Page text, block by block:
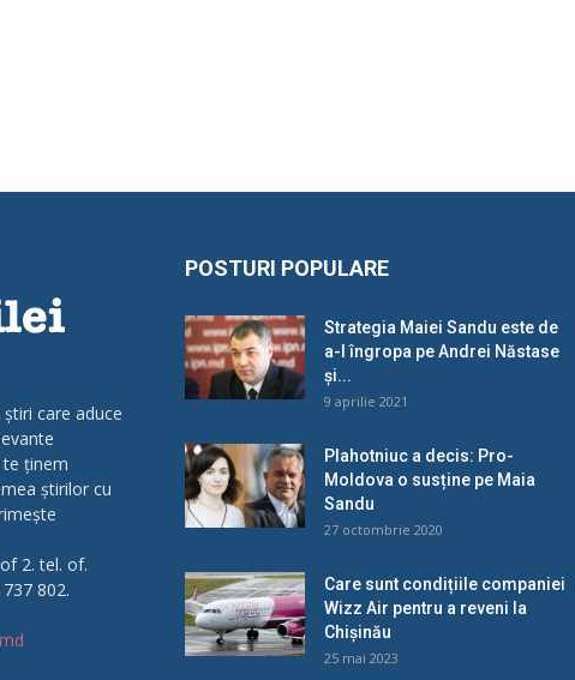
care aduce
ținem
știrilor cu
2. tel. of.
802.
POSTURI POPULARE
Strategia Maiei Sandu este de
a-l îngropa pe Andrei Năstase
și...
9 aprilie 2021
Plahotniuc a decis: Pro-
Moldova o susține pe Maia
Sandu
27 octombrie 2020
Care sunt condițiile companiei
Wizz Air pentru a reveni la
Chișinău
25 mai 2023